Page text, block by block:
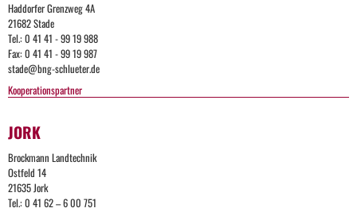
Haddorfer Grenzweg 4A
21682 Stade
Tel.: 0 41 41 - 99 19 988
Fax: 0 41 41 - 99 19 987
stade@bng-schlueter.de
Kooperationspartner
JORK
Brockmann Landtechnik
Ostfeld 14
21635 Jork
Tel.: 0 41 62 – 6 00 751